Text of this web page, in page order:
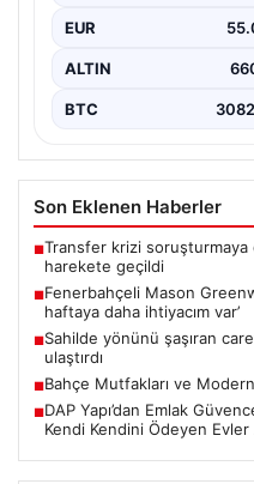
EUR
ALTIN
BTC
Son Eklenen Haberler
■Transfer krizi
harekete geçildi
■Fenerbahçeli Mason
haftaya daha ihtiyacım var’
■Sahilde yönünü şaşıran
ulaştırdı
■Bahçe Mutfakları ve
■DAP Yapı’dan Emlak
Kendi Kendini Ödeyen Evler